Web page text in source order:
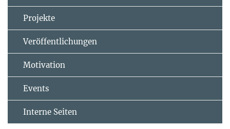
Projekte
Veröffentlichungen
Motivation
Events
Interne Seiten